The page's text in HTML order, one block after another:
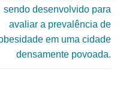
sendo desenvolvido para
avaliar a prevalência de
em uma cidade
densamente povoada.